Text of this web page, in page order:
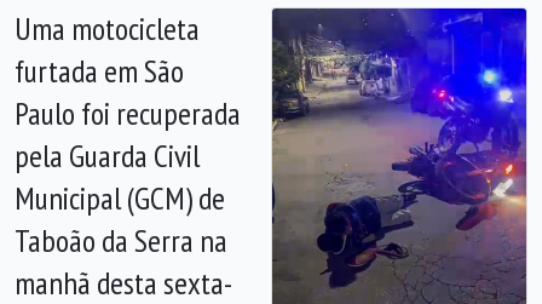
Uma motocicleta
furtada em São
Paulo foi recuperada
pela Guarda Civil
Municipal (GCM) de
Taboão da Serra na
manhã desta sexta-